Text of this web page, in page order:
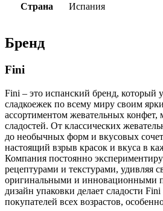
Страна Испания
Бренд
Fini
Fini – это испанский бренд, который
сладкоежек по всему миру своим
ассортиментом жевательных конфет,
сладостей. От классических
до необычных форм и вкусовых
настоящий взрыв красок и вкуса в
Компания постоянно
рецептурами и текстурами, удивляя
оригинальными и инновационными
дизайн упаковки делает сладости
покупателей всех возрастов,